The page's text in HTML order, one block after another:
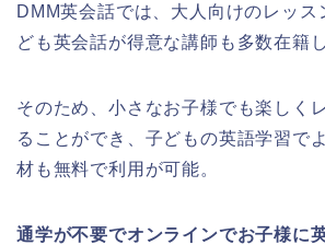
DMM英会話では、大人向けのレッス
ども英会話が得意な講師も多数在籍
そのため、小さなお子様でも楽しく
ることができ、子どもの英語学習で
材も無料で利用が可能。
通学が不要でオンラインでお子様に